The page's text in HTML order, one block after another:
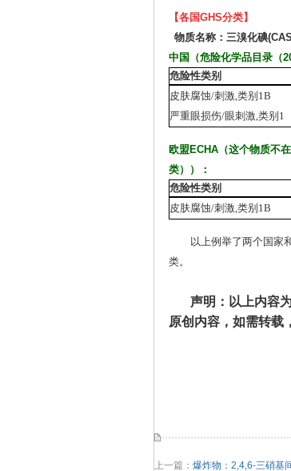
【各国GHS分类】
物质名称：三溴化碘
中国（危险化学品目录（
危险性类别
皮肤腐蚀/刺激,类别 1B
严重眼损伤/眼刺激,类别 1
欧盟 ECHA （这个物质不
类））：
危险性类别
皮肤腐蚀/刺激,类别 1B
以上例举了两个国家
类。
声明：以上内容
原创内容，如需转载
上一篇： 爆炸物：2,4,6-三硝基